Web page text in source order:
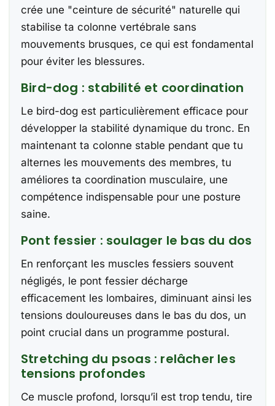
crée une "ceinture de sécurité" naturelle qui
stabilise ta colonne vertébrale sans
mouvements brusques, ce qui est fondamental
pour éviter les blessures.
Bird-dog : stabilité et coordination
Le bird-dog est particulièrement efficace pour
développer la stabilité dynamique du tronc. En
maintenant ta colonne stable pendant que tu
alternes les mouvements des membres, tu
améliores ta coordination musculaire, une
compétence indispensable pour une posture
saine.
Pont fessier : soulager le bas du dos
En renforçant les muscles fessiers souvent
négligés, le pont fessier décharge
efficacement les lombaires, diminuant ainsi les
tensions douloureuses dans le bas du dos, un
point crucial dans un programme postural.
Stretching du psoas : relâcher les
tensions profondes
Ce muscle profond, lorsqu’il est trop tendu, tire